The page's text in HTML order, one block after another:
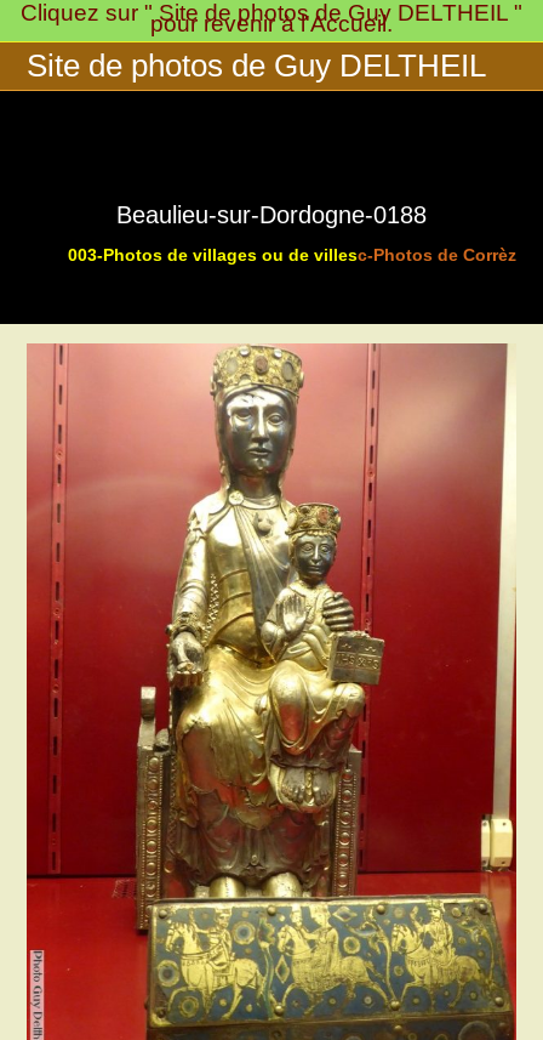
Skip
to
content
Cliquez sur " Site de photos de Guy DELTHEIL "
pour revenir à l'Accueil.
Site de photos de Guy DELTHEIL
Beaulieu-sur-Dordogne-0188
003-Photos de villages ou de villesc-Photos de Corrèze